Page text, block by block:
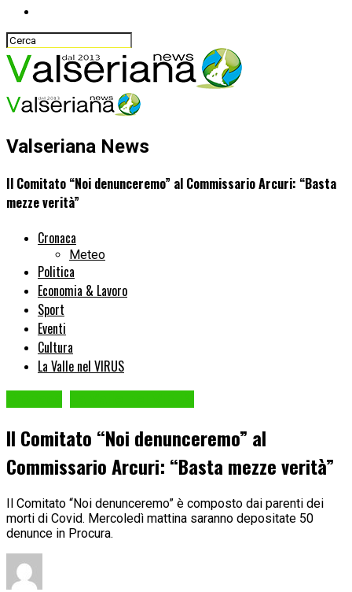
Valseriana News
Il Comitato “Noi denunceremo” al Commissario Arcuri: “Basta
mezze verità”
Cronaca
Meteo
Politica
Economia & Lavoro
Sport
Eventi
Cultura
La Valle nel VIRUS
Il Comitato “Noi denunceremo” al
Commissario Arcuri: “Basta mezze verità”
Il Comitato “Noi denunceremo” è composto dai parenti dei
morti di Covid. Mercoledì mattina saranno depositate 50
denunce in Procura.